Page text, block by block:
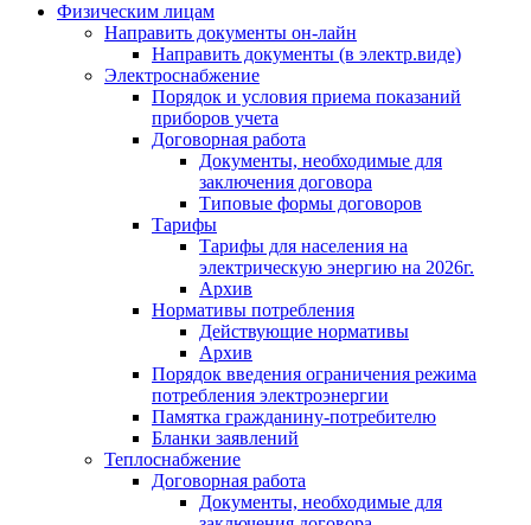
Физическим лицам
Направить документы он-лайн
Направить документы (в электр.виде)
Электроснабжение
Порядок и условия приема показаний
приборов учета
Договорная работа
Документы, необходимые для
заключения договора
Типовые формы договоров
Тарифы
Тарифы для населения на
электрическую энергию на 2026г.
Архив
Нормативы потребления
Действующие нормативы
Архив
Порядок введения ограничения режима
потребления электроэнергии
Памятка гражданину-потребителю
Бланки заявлений
Теплоснабжение
Договорная работа
Документы, необходимые для